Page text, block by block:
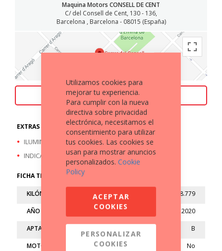
Maquina Motors CONSELL DE CENT
C/ del Consell de Cent, 130 - 136,
Barcelona , Barcelona - 08015 (España)
ACEPTAMOS TU MOTO COMO PARTE DE PAGO
EXTRAS A DESTACAR
ILUMINACIÓN LED
INDICADOR DE MARCHA
FICHA TÉCNICA
KILÓMETROS 18.779
AÑO 2020
APTA B
MOTO LIMITADA No
Utilizamos cookies para
mejorar tu experiencia.
Para cumplir con la nueva
directiva sobre privacidad
electrónica, necesitamos el
consentimiento para utilizar
tus cookies. Las cookies se
usan para mostrar anuncios
personalizados. Cookie
Policy
ACEPTAR
COOKIES
PERSONALIZAR
COOKIES